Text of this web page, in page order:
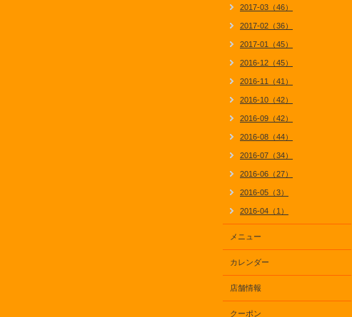
2017-03（46）
2017-02（36）
2017-01（45）
2016-12（45）
2016-11（41）
2016-10（42）
2016-09（42）
2016-08（44）
2016-07（34）
2016-06（27）
2016-05（3）
2016-04（1）
メニュー
カレンダー
店舗情報
クーポン